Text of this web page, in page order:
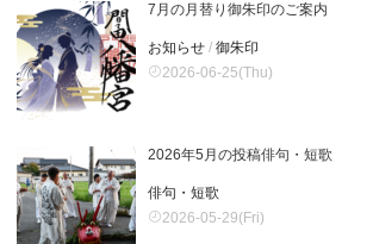
7月の月替り御朱印のご案内
お知らせ / 御朱印
2026-06-25(Thu)
2026年5月の投稿俳句・短歌
俳句・短歌
2026-05-29(Fri)